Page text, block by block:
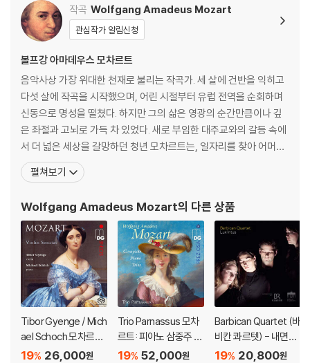
작곡 Wolfgang Amadeus Mozart
관심작가 알림신청
볼프강 아마데우스 모차르트
음악사상 가장 위대한 천재로 불리는 작곡가. 세 살에 건반을 익히고
다섯 살에 작곡을 시작했으며, 어린 시절부터 유럽 전역을 순회하며
신동으로 명성을 떨쳤다. 하지만 그의 삶은 영광의 순간만큼이나 깊
은 좌절과 고뇌로 가득 차 있었다. 새로 부임한 대주교와의 갈등 속에
서 더 넓은 세상을 갈망하던 청년 모차르트는, 일자리를 찾아 어머니
와 함께 만하임과 파리로 긴 여행을 떠난다. 그러나 그를 기다리고 있
던 것은 첫사랑의 배신과, 낯선 도시 파리에서 마주한 어머니의 비극
의 순간, 모차르트는 자신의 가장 가까운 친구
펼쳐보기
Wolfgang Amadeus Mozart의 다른 상품
Tibor Gyenge / Mich
ael Schoch 모차르트:
바이올린 소나타집 (M
26,000원
19%
Trio Parnassus 모차
르트: 피아노 삼중주 전
곡 (Mozart: Comple
52,000원
19%
Barbican Quartet (바
비칸 콰르텟) - 내면의
빛 (Lux Intus)
20,800원
19%